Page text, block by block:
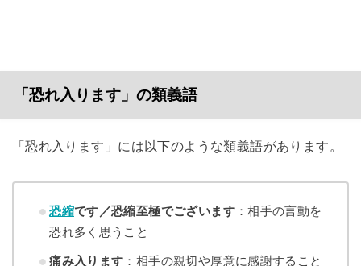
「恐れ入ります」の類義語
「恐れ入ります」には以下のような類義語があります。
恐縮です／恐縮至極でございます：相手の言動を
恐れ多く思うこと
痛み入ります ：相手の親切や厚意に感謝すること